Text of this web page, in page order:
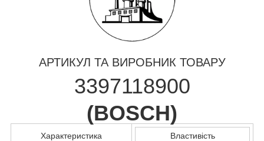
АРТИКУЛ ТА ВИРОБНИК ТОВАРУ
3397118900
(BOSCH)
Характеристика Властивість